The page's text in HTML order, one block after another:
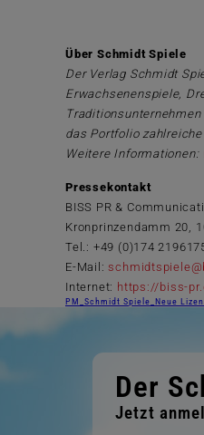
Über Schmidt Spiele
Der Verlag Schmidt
Erwachsenenspiele,
das Portfolio
Weitere Informationen:
Pressekontakt
BISS PR &
Kronprinzendamm 20,
Tel.: +49 (0)174
E-Mail:
Internet: https://biss-
PM_Schmidt Spiele_Neue
Der
Jetzt